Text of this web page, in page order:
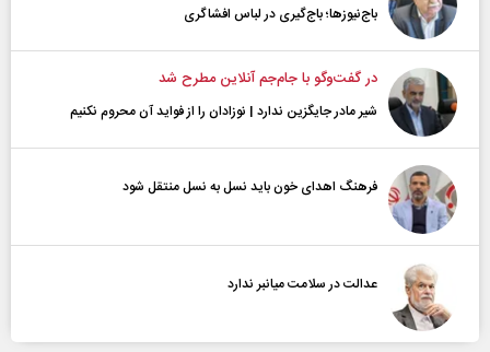
باج‌نیوزها؛ باج‌گیری در لباس افشاگری
در گفت‌و‌گو با جام‌جم آنلاین مطرح شد
شیر مادر جایگزین ندارد | نوزادان را از فواید آن محروم نکنیم
فرهنگ اهدای خون باید نسل به نسل منتقل شود
عدالت در سلامت میانبر ندارد